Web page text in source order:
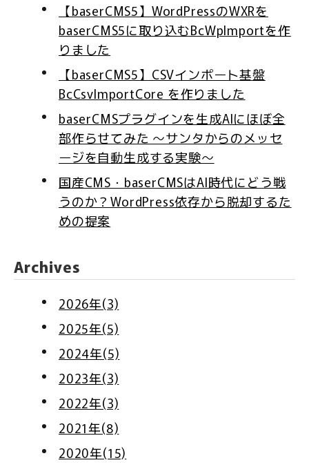
【baserCMS5】WordPressのWXRを
baserCMS5に取り込むBcWpImportを作
りました
【baserCMS5】CSVインポート基盤
BcCsvImportCore を作りました
baserCMSプラグインを生成AIにほぼ全
部作らせてみた 〜サンタからのメッセ
ージを自動生成する実験〜
国産CMS・baserCMSはAI時代にどう戦
うのか？WordPress依存から脱却するた
めの提案
Archives
2026年(3)
2025年(5)
2024年(5)
2023年(3)
2022年(3)
2021年(8)
2020年(15)